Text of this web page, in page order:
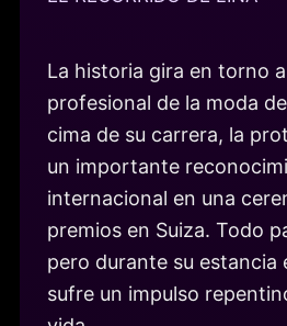
La historia gira en torno
profesional de la moda
cima de su carrera, la
un importante
internacional en una
premios en Suiza. Todo
pero durante su estancia
sufre un impulso